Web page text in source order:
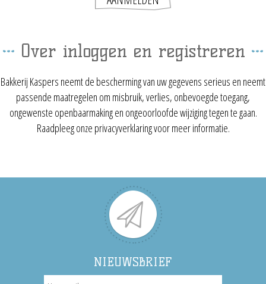
Over inloggen en registreren
Bakkerij Kaspers neemt de bescherming van uw gegevens serieus en neemt
passende maatregelen om misbruik, verlies, onbevoegde toegang,
ongewenste openbaarmaking en ongeoorloofde wijziging tegen te gaan.
Raadpleeg onze privacyverklaring voor meer informatie.
NIEUWSBRIEF